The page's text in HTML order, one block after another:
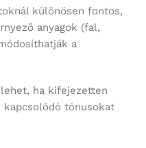
különösen fontos,
anyagok (fal,
a
ha kifejezetten
tónusokat